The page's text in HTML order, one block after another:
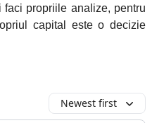
propriile analize, pentru
capital este o decizie
Newest first